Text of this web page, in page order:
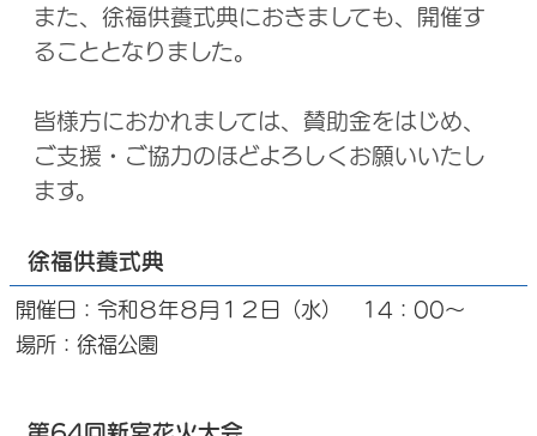
また、徐福供養式典におきましても、開催す
ることとなりました。
皆様方におかれましては、賛助金をはじめ、
ご支援・ご協力のほどよろしくお願いいたし
ます。
徐福供養式典
開催日：令和８年８月１２日（水） 14：00～
場所：徐福公園